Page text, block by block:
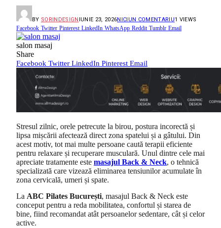
BY SORINDESIGN IUNIE 23, 2026NICIUN COMENTARIU1 VIEWS
Facebook Twitter Pinterest LinkedIn WhatsApp Reddit Tumblr Email
salon masaj
Share
Facebook Twitter LinkedIn Pinterest Email
Stresul zilnic, orele petrecute la birou, postura incorectă și
lipsa mișcării afectează direct zona spatelui și a gâtului. Din
acest motiv, tot mai multe persoane caută terapii eficiente
pentru relaxare și recuperare musculară. Unul dintre cele mai
apreciate tratamente este masajul Back & Neck, o tehnică
specializată care vizează eliminarea tensiunilor acumulate în
zona cervicală, umeri și spate.
La ABC Pilates București, masajul Back & Neck este
conceput pentru a reda mobilitatea, confortul și starea de
bine, fiind recomandat atât persoanelor sedentare, cât și celor
active.